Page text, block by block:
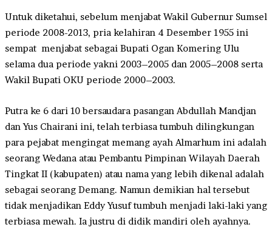
Untuk diketahui, sebelum menjabat Wakil Gubernur Sumsel
periode 2008-2013, pria kelahiran 4 Desember 1955 ini
sempat menjabat sebagai Bupati Ogan Komering Ulu
selama dua periode yakni 2003–2005 dan 2005–2008 serta
Wakil Bupati OKU periode 2000–2003.
Putra ke 6 dari 10 bersaudara pasangan Abdullah Mandjan
dan Yus Chairani ini, telah terbiasa tumbuh dilingkungan
para pejabat mengingat memang ayah Almarhum ini adalah
seorang Wedana atau Pembantu Pimpinan Wilayah Daerah
Tingkat II (kabupaten) atau nama yang lebih dikenal adalah
sebagai seorang Demang. Namun demikian hal tersebut
tidak menjadikan Eddy Yusuf tumbuh menjadi laki-laki yang
terbiasa mewah. Ia justru di didik mandiri oleh ayahnya.